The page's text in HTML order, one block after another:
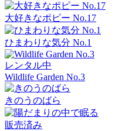
大好きなポピー No.17
ひまわりな気分 No.1
レンタル中
Wildlife Garden No.3
きのうのばら
販売済み